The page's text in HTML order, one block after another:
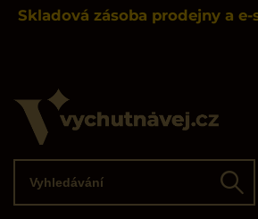
Skladová zásoba prodejny a